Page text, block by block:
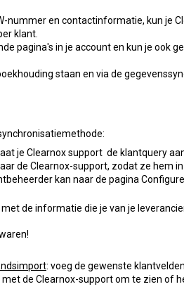
nummer en contactinformatie, kun je
klant.
pagina's in je account en kun je ook
staan en via de
je Clearnox support de klantquery
de Clearnox-support, zodat ze hem
kan naar de pagina
de informatie die je van je
: voeg de gewenste
de Clearnox-support om te zien of